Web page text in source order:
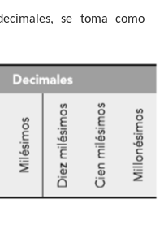
se toma como